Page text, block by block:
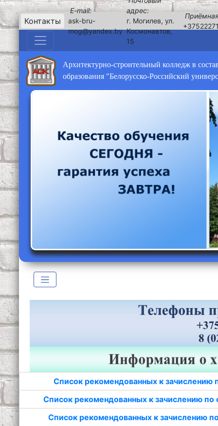
Контакты
E-mail:
ask-bru-
mog@yandex.by
адрес:
г. Могилев, ул.
Космонавтов,
15
Архитектурно-строительный колледж в
образования "Белорусско-Российский
Список рекомендованных к зачислению
Список рекомендованных к зачислению
Список рекомендованных к зачислению